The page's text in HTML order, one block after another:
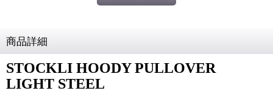
商品詳細
STOCKLI HOODY PULLOVER
LIGHT STEEL